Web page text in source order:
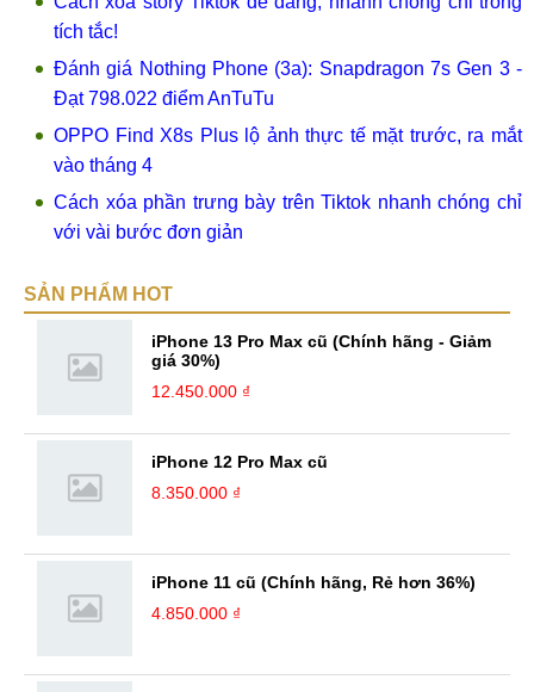
tích tắc!
Đánh giá Nothing Phone (3a): Snapdragon 7s Gen 3 -
Đạt 798.022 điểm AnTuTu
OPPO Find X8s Plus lộ ảnh thực tế mặt trước, ra mắt
vào tháng 4
Cách xóa phần trưng bày trên Tiktok nhanh chóng chỉ
với vài bước đơn giản
SẢN PHẨM HOT
iPhone 13 Pro Max cũ (Chính hãng - Giảm
giá 30%)
12.450.000 ₫
iPhone 12 Pro Max cũ
8.350.000 ₫
iPhone 11 cũ (Chính hãng, Rẻ hơn 36%)
4.850.000 ₫